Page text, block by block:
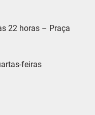
22 horas – Praça
feiras